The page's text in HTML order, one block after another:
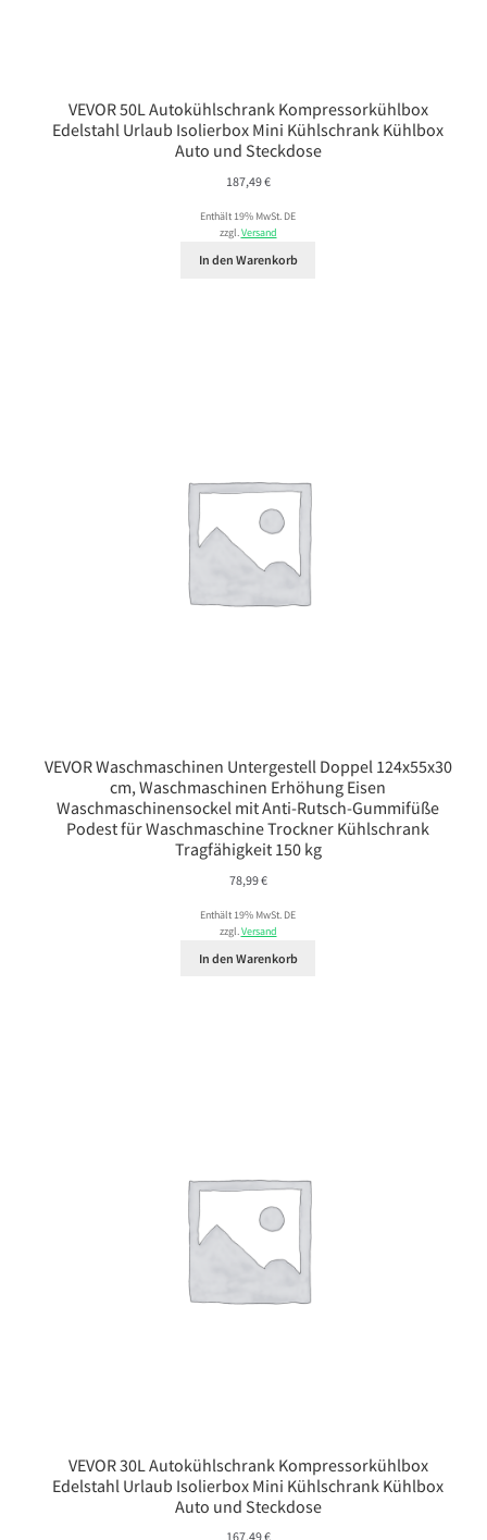
VEVOR 50L Autokühlschrank Kompressorkühlbox
Edelstahl Urlaub Isolierbox Mini Kühlschrank Kühlbox
Auto und Steckdose
187,49€
Enthält 19% MwSt. DE
zzgl.Versand
In den Warenkorb
VEVOR Waschmaschinen Untergestell Doppel 124x55x30
cm, Waschmaschinen Erhöhung Eisen
Waschmaschinensockel mit Anti-Rutsch-Gummifüße
Podest für Waschmaschine Trockner Kühlschrank
Tragfähigkeit 150 kg
78,99€
Enthält 19% MwSt. DE
zzgl.Versand
In den Warenkorb
VEVOR 30L Autokühlschrank Kompressorkühlbox
Edelstahl Urlaub Isolierbox Mini Kühlschrank Kühlbox
Auto und Steckdose
167,49€